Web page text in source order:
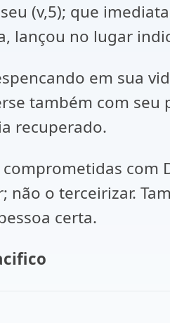
(v,5); que
lançou no lugar
em sua
também com
recuperado.
comprometidas com
o terceirizar.
certa.